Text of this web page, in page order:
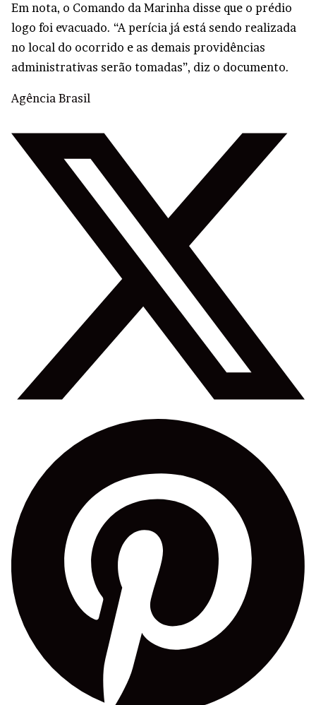
Em nota, o Comando da Marinha disse que o prédio
logo foi evacuado. “A perícia já está sendo realizada
no local do ocorrido e as demais providências
administrativas serão tomadas”, diz o documento.
Agência Brasil